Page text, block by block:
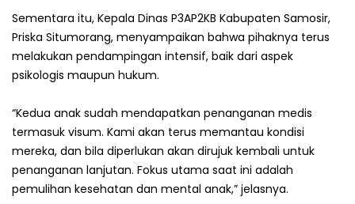
Sementara itu, Kepala Dinas P3AP2KB Kabupaten Samosir,
Priska Situmorang, menyampaikan bahwa pihaknya terus
melakukan pendampingan intensif, baik dari aspek
psikologis maupun hukum.
“Kedua anak sudah mendapatkan penanganan medis
termasuk visum. Kami akan terus memantau kondisi
mereka, dan bila diperlukan akan dirujuk kembali untuk
penanganan lanjutan. Fokus utama saat ini adalah
pemulihan kesehatan dan mental anak,” jelasnya.